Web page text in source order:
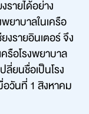
รายได้อย่าง
พยาบาลในเครือ
งรายอินเตอร์ จึง
ครือโรงพยาบาล
ลี่ยนชื่อเป็นโรง
อวันที่ 1 สิงหาคม